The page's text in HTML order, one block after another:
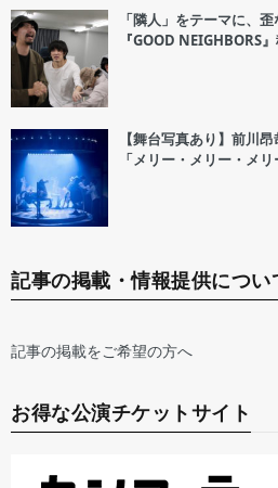
「隣人」をテーマに、
『GOOD NEIGHBORS
【舞台写真あり】前川
「メリー・メリー・メ
記事の掲載・情報提供につい
記事の掲載をご希望の方へ
お得な公演チケットサイト